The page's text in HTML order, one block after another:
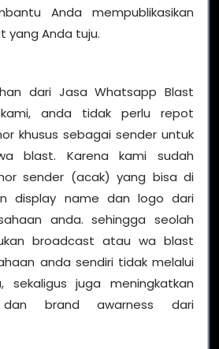
Anda mempublikasikan
yang Anda tuju.
dari Jasa Whatsapp Blast
anda tidak perlu repot
khusus sebagai sender untuk
blast. Karena kami sudah
sender (acak) yang bisa di
display name dan logo dari
anda. sehingga seolah
broadcast atau wa blast
anda sendiri tidak melalui
sekaligus juga meningkatkan
dan brand awarness dari